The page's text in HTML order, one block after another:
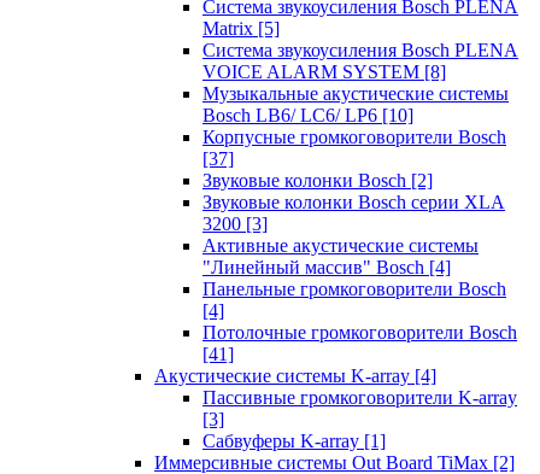
Система звукоусиления Bosch PLENA
Matrix [5]
Система звукоусиления Bosch PLENA
VOICE ALARM SYSTEM [8]
Музыкальные акустические системы
Bosch LB6/ LC6/ LP6 [10]
Корпусные громкоговорители Bosch
[37]
Звуковые колонки Bosch [2]
Звуковые колонки Bosch серии XLA
3200 [3]
Активные акустические системы
"Линейный массив" Bosch [4]
Панельные громкоговорители Bosch
[4]
Потолочные громкоговорители Bosch
[41]
Акустические системы K-array [4]
Пассивные громкоговорители K-array
[3]
Сабвуферы K-array [1]
Иммерсивные системы Out Board TiMax [2]